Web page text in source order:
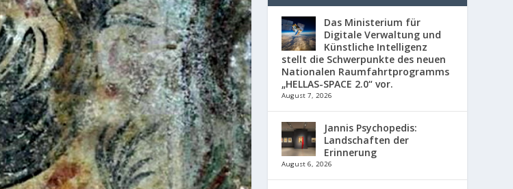
Das Ministerium für
Digitale Verwaltung und
Künstliche Intelligenz
stellt die Schwerpunkte des neuen
Nationalen Raumfahrtprogramms
„HELLAS-SPACE 2.0“ vor.
August 7, 2026
Jannis Psychopedis:
Landschaften der
Erinnerung
August 6, 2026